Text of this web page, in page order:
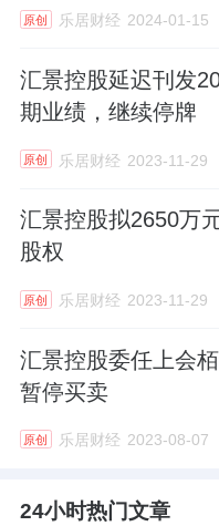
原创 乐居财经 2024-01-15
汇景控股延迟刊发
期业绩，继续停牌
原创 乐居财经 2023-11-29
汇景控股拟2650万
股权
原创 乐居财经 2023-11-29
汇景控股委任上会
暂停买卖
原创 乐居财经 2023-08-07
24小时热门文章